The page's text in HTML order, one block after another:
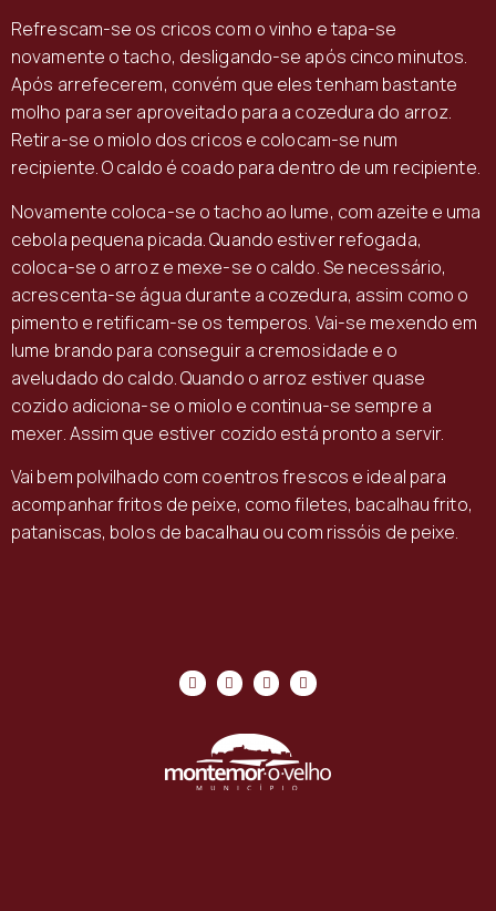
Refrescam-se os cricos com o vinho e tapa-se
novamente o tacho, desligando-se após cinco minutos.
Após arrefecerem, convém que eles tenham bastante
molho para ser aproveitado para a cozedura do arroz.
Retira-se o miolo dos cricos e colocam-se num
recipiente. O caldo é coado para dentro de um recipiente.
Novamente coloca-se o tacho ao lume, com azeite e uma
cebola pequena picada. Quando estiver refogada,
coloca-se o arroz e mexe-se o caldo. Se necessário,
acrescenta-se água durante a cozedura, assim como o
pimento e retificam-se os temperos. Vai-se mexendo em
lume brando para conseguir a cremosidade e o
aveludado do caldo. Quando o arroz estiver quase
cozido adiciona-se o miolo e continua-se sempre a
mexer. Assim que estiver cozido está pronto a servir.
Vai bem polvilhado com coentros frescos e ideal para
acompanhar fritos de peixe, como filetes, bacalhau frito,
pataniscas, bolos de bacalhau ou com rissóis de peixe.